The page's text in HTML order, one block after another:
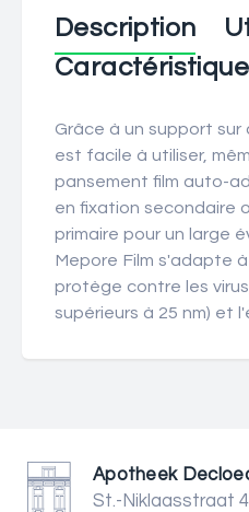
Description
Grâce à un support sur
est facile à utiliser,
pansement film auto-
en fixation secondaire
primaire pour un large
Mepore Film s'adapte
protège contre les
supérieurs à 25 nm) et
Apotheek
St.-Niklaasstraat